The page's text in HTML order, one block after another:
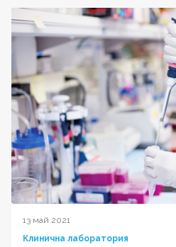
13 май 2021
Клинична лаборатория